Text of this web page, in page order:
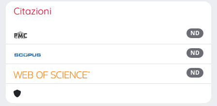
Citazioni
ND
ND
ND